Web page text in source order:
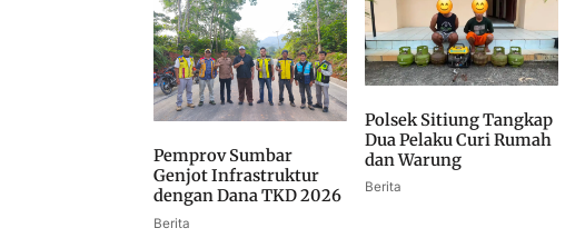
Pemprov Sumbar
Genjot Infrastruktur
dengan Dana TKD 2026
Berita
Polsek Sitiung Tangkap
Dua Pelaku Curi Rumah
dan Warung
Berita